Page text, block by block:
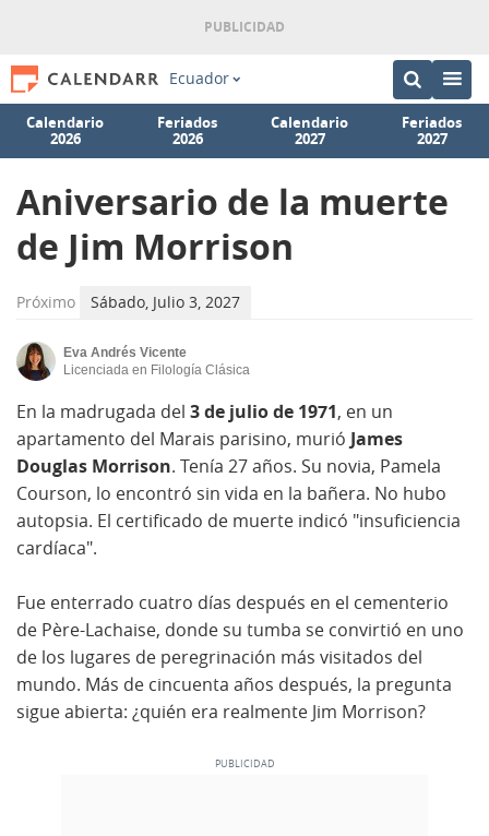
Ecuador
Calendario
2026
Feriados
2026
Calendario
2027
Feriados
2027
Aniversario de la muerte
de Jim Morrison
Próximo Sábado, Julio 3, 2027
Eva Andrés Vicente
Licenciada en Filología Clásica
En la madrugada del 3 de julio de 1971, en un
apartamento del Marais parisino, murió James
Douglas Morrison. Tenía 27 años. Su novia, Pamela
Courson, lo encontró sin vida en la bañera. No hubo
autopsia. El certificado de muerte indicó "insuficiencia
cardíaca".
Fue enterrado cuatro días después en el cementerio
de Père-Lachaise, donde su tumba se convirtió en uno
de los lugares de peregrinación más visitados del
mundo. Más de cincuenta años después, la pregunta
sigue abierta: ¿quién era realmente Jim Morrison?